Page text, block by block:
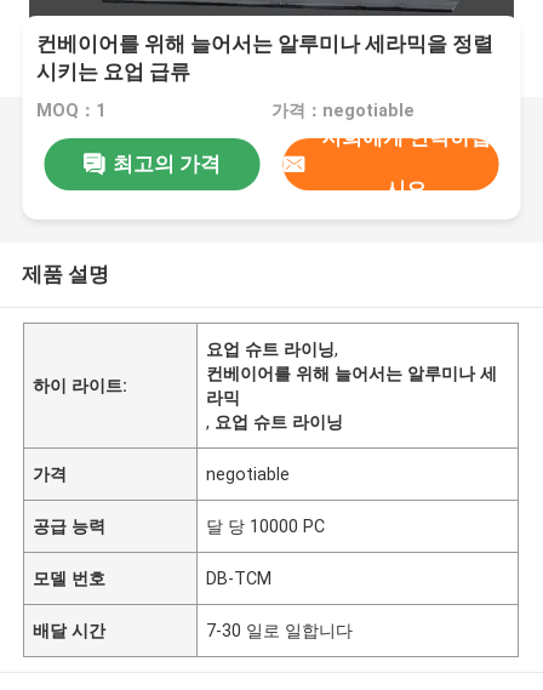
컨베이어를 위해 늘어서는 알루미나 세라믹을 정렬
시키는 요업 급류
MOQ：1 가격：negotiable
최고의 가격
저희에게 연락하십
시오
제품 설명
하이 라이트:
요업 슈트 라이닝,
컨베이어를 위해 늘어서는 알루미나 세
라믹
, 요업 슈트 라이닝
가격 negotiable
공급 능력 달 당 10000 PC
모델 번호 DB-TCM
배달 시간 7-30 일로 일합니다